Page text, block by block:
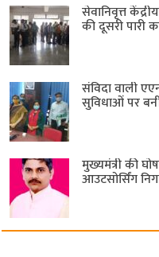
सेवानिवृत्त
की दूसरी पारी
संविदा वाली
सुविधाओं पर
मुख्यमंत्री की
आउटसोर्सिंग